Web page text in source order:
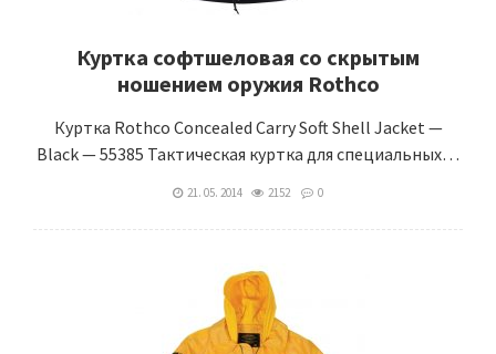
Куртка софтшеловая со скрытым
ношением оружия Rothco
Куртка Rothco Concealed Carry Soft Shell Jacket —
Black — 55385 Тактическая куртка для специальных…
21. 05. 2014 2152 0